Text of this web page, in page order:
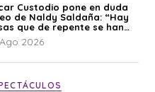
Custodio pone en duda
de Naldy Saldaña: “Hay
que de repente se han
2026